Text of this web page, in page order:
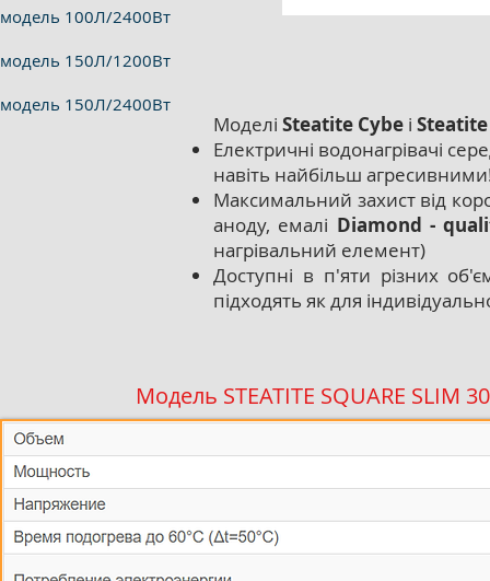
модель 100Л/2400Вт
модель 150Л/1200Вт
модель 150Л/2400Вт
Моделі Steatite Суbe і
Електричні водонагрівачі
навіть найбільш
Максимальний захист від
аноду, емалі Diamond -
нагрівальний елемент)
Доступні в п'яти різних
підходять як для
Модель STEATITE SQUARE